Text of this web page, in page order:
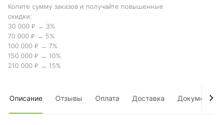
Копите сумму заказов и получайте повышенные
скидки:
30 000 ₽ → 3%
70 000 ₽ → 5%
100 000 ₽ → 7%
150 000 ₽ → 10%
210 000 ₽ → 15%
Описание Отзывы Оплата Доставка Документы